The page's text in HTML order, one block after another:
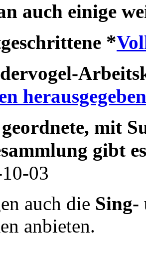
auch einige
*
mit
gibt
03
auch die Sing-
anbieten.